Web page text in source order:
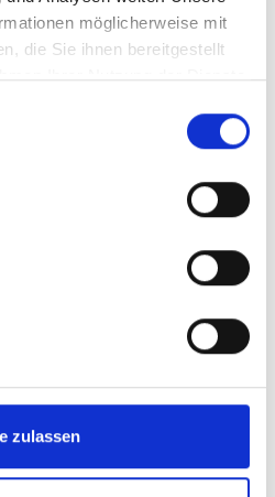
möglicherweise mit
die Sie ihnen bereitgestellt
Ihrer Nutzung der Dienste
zulassen